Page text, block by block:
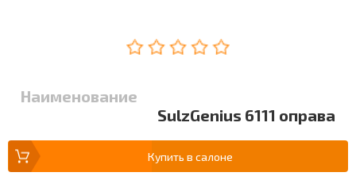
Наименование
SulzGenius 6111 оправа
Купить в салоне